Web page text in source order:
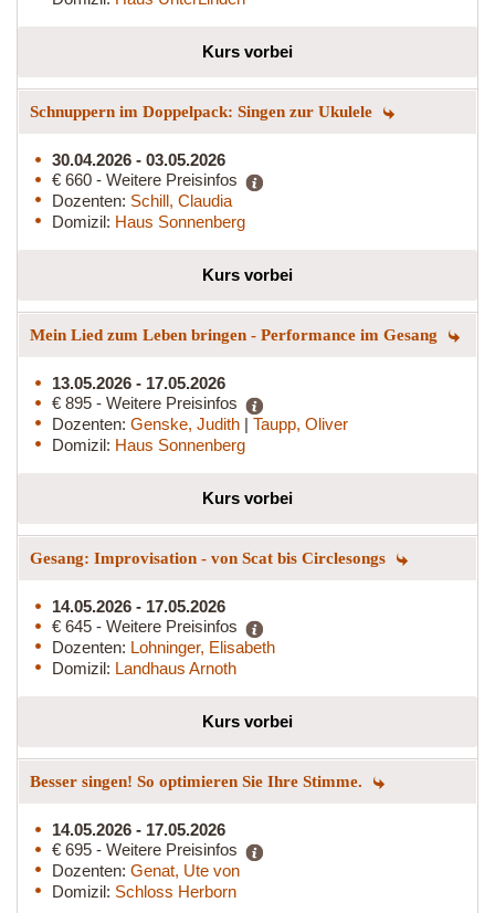
Kurs vorbei
Schnuppern im Doppelpack: Singen zur Ukulele
30.04.2026 - 03.05.2026
€ 660 - Weitere Preisinfos
Dozenten: Schill, Claudia
Domizil: Haus Sonnenberg
Kurs vorbei
Mein Lied zum Leben bringen - Performance im Gesang
13.05.2026 - 17.05.2026
€ 895 - Weitere Preisinfos
Dozenten: Genske, Judith | Taupp, Oliver
Domizil: Haus Sonnenberg
Kurs vorbei
Gesang: Improvisation - von Scat bis Circlesongs
14.05.2026 - 17.05.2026
€ 645 - Weitere Preisinfos
Dozenten: Lohninger, Elisabeth
Domizil: Landhaus Arnoth
Kurs vorbei
Besser singen! So optimieren Sie Ihre Stimme.
14.05.2026 - 17.05.2026
€ 695 - Weitere Preisinfos
Dozenten: Genat, Ute von
Domizil: Schloss Herborn